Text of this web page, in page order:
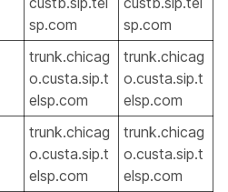
sp.com
sp.com
trunk.chicag
o.custa.sip.t
elsp.com
trunk.chicag
o.custa.sip.t
elsp.com
trunk.chicag
o.custa.sip.t
elsp.com
trunk.chicag
o.custa.sip.t
elsp.com